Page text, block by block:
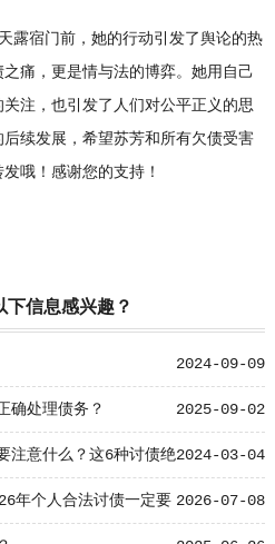
宿门前，她的行动引发了舆论的热
痛，更是情与法的博弈。她用自己
注，也引发了人们对公平正义的思
续发展，希望苏芳和所有欠债受害
哦！感谢您的支持！
下信息感兴趣？
2024-09-09
2025-09-02
确处理债务？
2024-03-04
注意什么？这6种讨债绝
2026-07-08
年个人合法讨债一定要